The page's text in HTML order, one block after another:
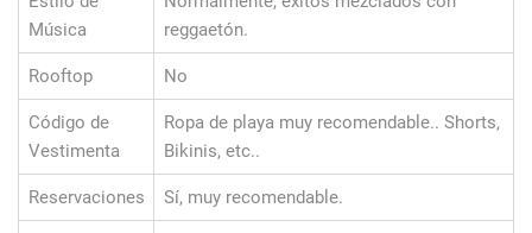
Música
reggaetón.
Rooftop No
Código de
Vestimenta
Ropa de playa muy recomendable.. Shorts,
Bikinis, etc..
Reservaciones Sí, muy recomendable.